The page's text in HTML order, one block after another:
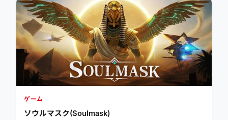
ゲーム
ソウルマスク(Soulmask)